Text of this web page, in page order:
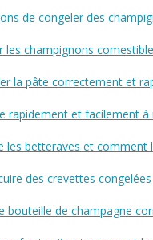
de congeler des
les champignons
la pâte correctement et
rapidement et facilement à
les betteraves et comment
des crevettes congelées
bouteille de champagne